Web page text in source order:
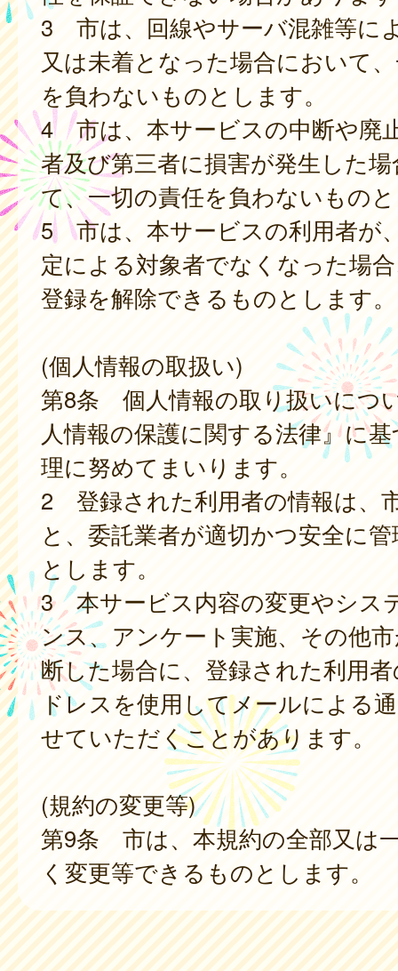
3 市は、回線やサーバ混雑等に
又は未着となった場合において
を負わないものとします。
4 市は、本サービスの中断や廃
者及び第三者に損害が発生した
て、一切の責任を負わないもの
5 市は、本サービスの利用者が
定による対象者でなくなった場
登録を解除できるものとします。
(個人情報の取扱い)
第8条 個人情報の取り扱いにつ
人情報の保護に関する法律』に
理に努めてまいります。
2 登録された利用者の情報は、
と、委託業者が適切かつ安全に
とします。
3 本サービス内容の変更やシス
ンス、アンケート実施、その他
断した場合に、登録された利用
ドレスを使用してメールによる
せていただくことがあります。
(規約の変更等)
第9条 市は、本規約の全部又は
く変更等できるものとします。